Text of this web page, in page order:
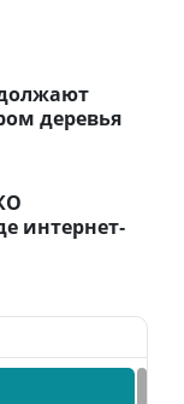
деревья
интернет-